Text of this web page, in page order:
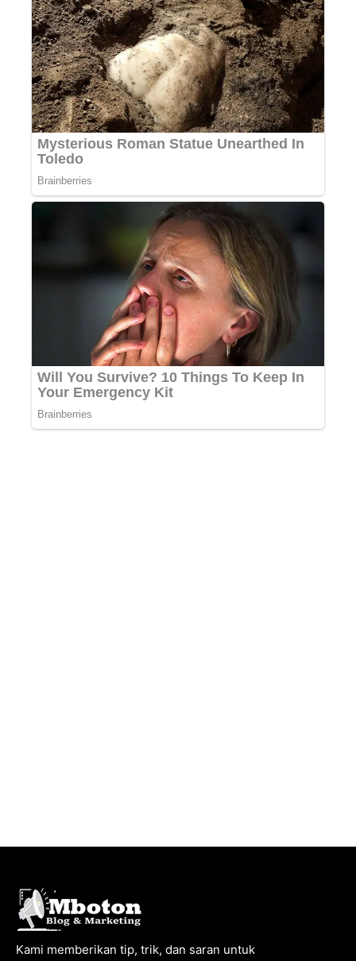
Kami memberikan tip, trik, dan saran untuk